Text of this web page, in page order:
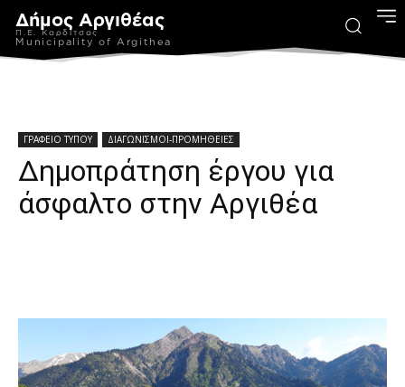
Δήμος Αργιθέας
Π.Ε. Καρδίτσας
Municipality of Argithea
ΓΡΑΦΕΙΟ ΤΥΠΟΥ ΔΙΑΓΩΝΙΣΜΟΙ-ΠΡΟΜΗΘΕΙΕΣ
Δημοπράτηση έργου για
άσφαλτο στην Αργιθέα